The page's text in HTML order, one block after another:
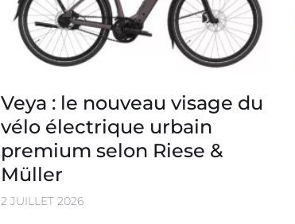
Veya : le nouveau visage du
vélo électrique urbain
premium selon Riese &
Müller
2 JUILLET 2026